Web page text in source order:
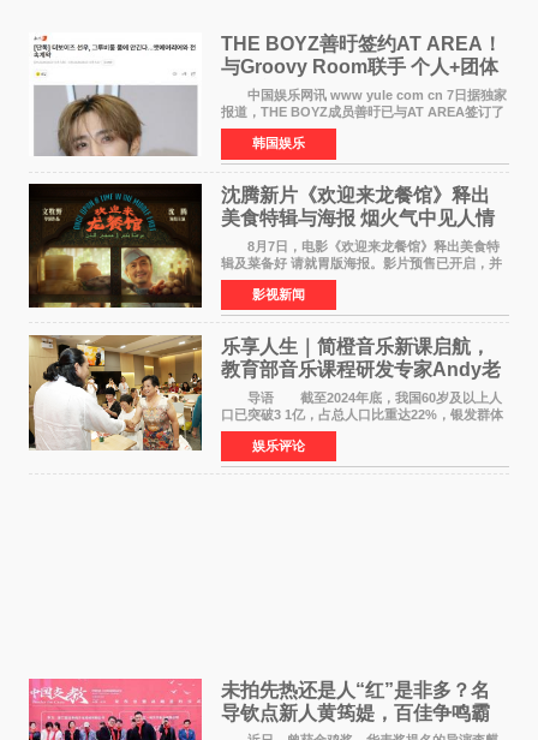
THE BOYZ善旴签约AT AREA！
与Groovy Room联手 个人+团体
活动并行
中国娱乐网讯 www yule com cn 7日据独家
报道，THE BOYZ成员善旴已与AT AREA签订了
专属合约。AT AREA是由知名制作人组合
Groovy Room创立的hip-hop厂牌，旗下拥有多
位实力派音乐人，在韩
韩国娱乐
沈腾新片《欢迎来龙餐馆》释出
美食特辑与海报 烟火气中见人情
温暖
8月7日，电影《欢迎来龙餐馆》释出美食特
辑及菜备好 请就胃版海报。影片预售已开启，并
将于8月8日至10日14:00-21:00举行全国超前点
映。电影《欢迎来龙餐馆》作为战争美食喜剧大
片，讲述了中国
影视新闻
乐享人生｜简橙音乐新课启航，
教育部音乐课程研发专家Andy老
师重磅入驻领航银龄琴声
导语 截至2024年底，我国60岁及以上人
口已突破3 1亿，占总人口比重达22%，银发群体
的精神文化需求日益凸显。2024年1月，国务院办
公厅印发《关于发展银发经济增进老年人福祉的
意见》——这是
娱乐评论
未拍先热还是人“红”是非多？名
导钦点新人黄筠媞，百佳争鸣霸
气回应